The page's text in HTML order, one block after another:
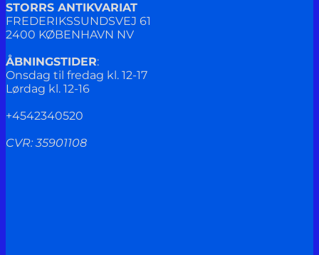
STORRS ANTIKVARIAT
FREDERIKSSUNDSVEJ 61
2400 KØBENHAVN NV
ÅBNINGSTIDER:
Onsdag til fredag kl. 12-17
Lørdag kl. 12-16
+4542340520
CVR: 35901108